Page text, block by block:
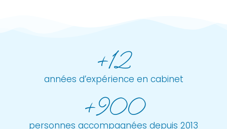
+12
années d’expérience en cabinet
+900
personnes accompagnées depuis 2013